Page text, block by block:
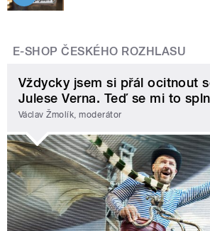
E-SHOP ČESKÉHO ROZHLASU
Vždycky jsem si přál ocitnout
Julese Verna. Teď se mi to
Václav Žmolík, moderátor